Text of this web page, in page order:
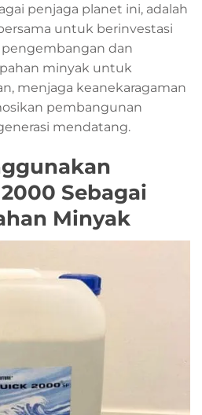
penjaga planet ini, adalah
untuk berinvestasi
dan
minyak untuk
menjaga keanekaragaman
pembangunan
mendatang.
Sebagai
Minyak